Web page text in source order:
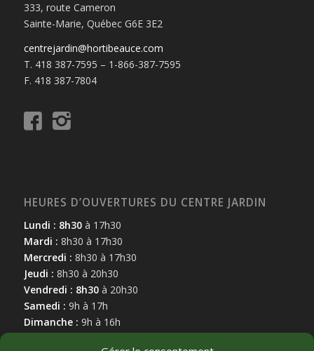
333, route Cameron
Sainte-Marie, Québec G6E 3E2
centrejardin@hortibeauce.com
T. 418 387-7595 – 1-866-387-7595
F. 418 387-7804
HEURES D’OUVERTURES DU CENTRE JARDIN
Lundi : 8h30à 17h30
Mardi : 8h30 à 17h30
Mercredi : 8h30 à 17h30
Jeudi : 8h30 à 20h30
Vendredi : 8h30à 20h30
Samedi : 9h à 17h
Dimanche : 9h à 16h